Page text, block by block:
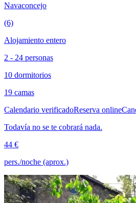
Navaconcejo
(6)
Alojamiento entero
2 - 24 personas
10 dormitorios
19 camas
Calendario verificadoReserva online
Todavía no se te cobrará nada.
44 €
pers./noche (aprox.)